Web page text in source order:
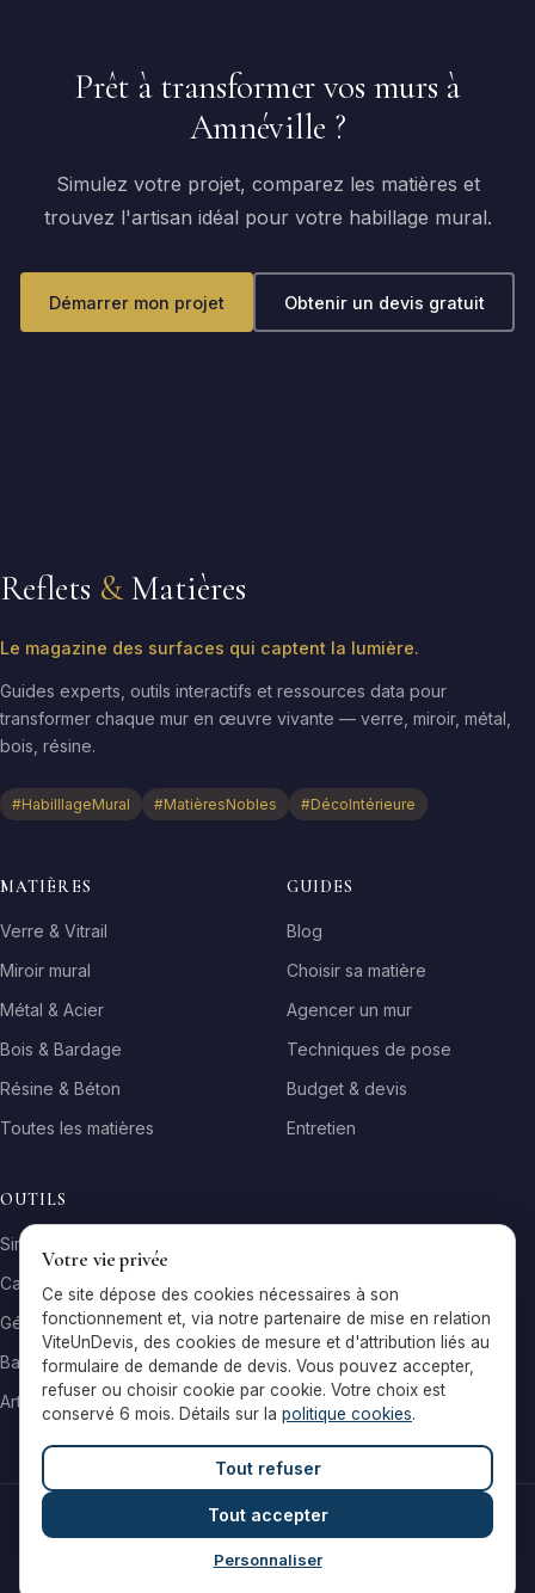
Prêt à transformer vos murs à
Amnéville ?
Simulez votre projet, comparez les matières et
trouvez l'artisan idéal pour votre habillage mural.
Démarrer mon projet Obtenir un devis gratuit
Reflets & Matières
Le magazine des surfaces qui captent la lumière.
Guides experts, outils interactifs et ressources data pour
transformer chaque mur en œuvre vivante — verre, miroir, métal,
bois, résine.
#HabilllageMural #MatièresNobles #DécoIntérieure
MATIÈRES
Verre & Vitrail
Miroir mural
Métal & Acier
Bois & Bardage
Résine & Béton
Toutes les matières
GUIDES
Blog
Choisir sa matière
Agencer un mur
Techniques de pose
Budget & devis
Entretien
OUTILS
Simulateur matière
Calculateur surface
Générateur galerie
Baromètre de prix
Artisans par ville
© 2026 Reflets & Matières — Tous droits réservés
Mentions légales
Cookies
Votre vie privée
Ce site dépose des cookies nécessaires à son
fonctionnement et, via notre partenaire de mise en relation
ViteUnDevis, des cookies de mesure et d'attribution liés au
formulaire de demande de devis. Vous pouvez accepter,
refuser ou choisir cookie par cookie. Votre choix est
conservé 6 mois. Détails sur la politique cookies.
Tout refuser
Tout accepter
Personnaliser